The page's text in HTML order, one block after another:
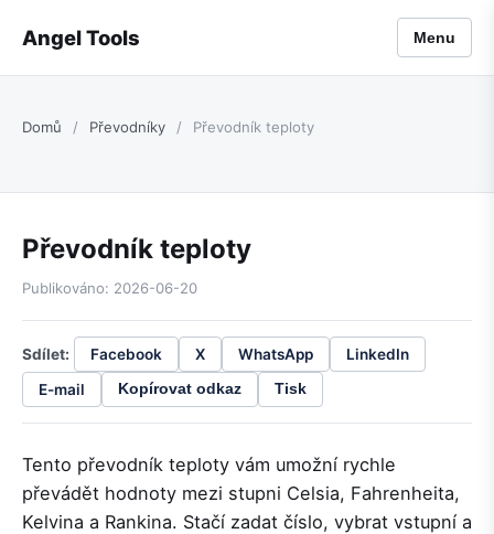
Angel Tools Menu
Domů / Převodníky / Převodník teploty
Převodník teploty
Publikováno: 2026-06-20
Sdílet: Facebook X WhatsApp
LinkedIn
E-mail
Kopírovat odkaz Tisk
Tento převodník teploty vám umožní rychle
převádět hodnoty mezi stupni Celsia, Fahrenheita,
Kelvina a Rankina. Stačí zadat číslo, vybrat vstupní a